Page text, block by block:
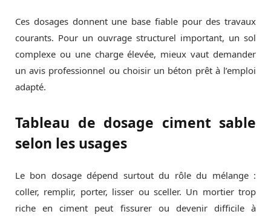
Ces dosages donnent une base fiable pour des travaux
courants. Pour un ouvrage structurel important, un sol
complexe ou une charge élevée, mieux vaut demander
un avis professionnel ou choisir un béton prêt à l’emploi
adapté.
Tableau de dosage ciment sable
selon les usages
Le bon dosage dépend surtout du rôle du mélange :
coller, remplir, porter, lisser ou sceller. Un mortier trop
riche en ciment peut fissurer ou devenir difficile à